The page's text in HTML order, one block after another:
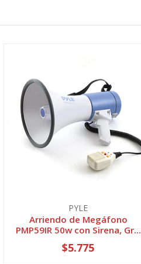
PYLE
Arriendo de Megáfono
PMP59IR 50w con Sirena, Gr...
$5.775